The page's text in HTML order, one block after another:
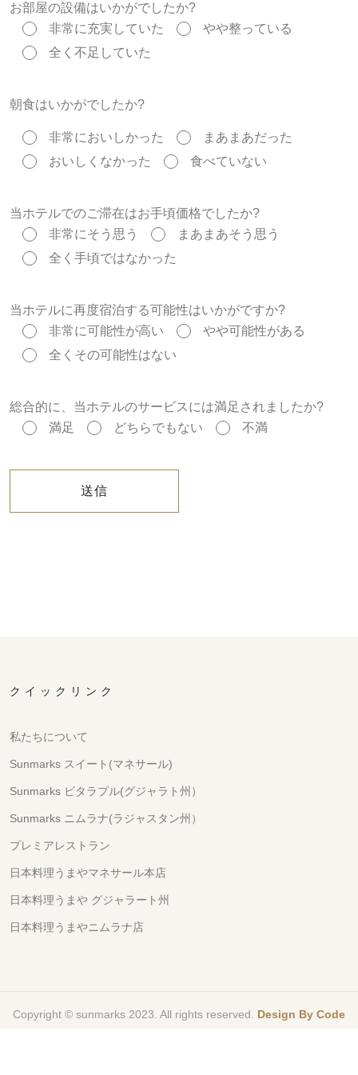
お部屋の設備はいかがでしたか?
⾮常に充実していた
やや整っている
全く不⾜していた
朝⾷はいかがでしたか?
⾮常においしかった
まあまあだった
おいしくなかった
⾷べていない
当ホテルでのご滞在はお⼿頃価格でしたか?
⾮常にそう思う
まあまあそう思う
全く⼿頃ではなかった
当ホテルに再度宿泊する可能性はいかがですか?
⾮常に可能性が⾼い
やや可能性がある
全くその可能性はない
総合的に、当ホテルのサービスには満⾜されましたか?
満⾜
どちらでもない 不満
送信
クイックリンク
私たちについて
Sunmarks スイート(マネサール)
Sunmarks ビタラプル(グジャラト州）
Sunmarks ニムラナ(ラジャスタン州）
プレミアレストラン
日本料理うまやマネサール本店
日本料理うまや グジャラート州
日本料理うまやニムラナ店
Copyright © sunmarks 2023. All rights reserved. Design By Code